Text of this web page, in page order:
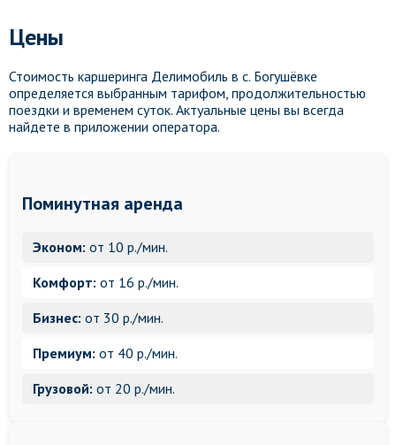
Цены
Стоимость каршеринга Делимобиль в с. Богушёвке
определяется выбранным тарифом, продолжительностью
поездки и временем суток. Актуальные цены вы всегда
найдете в приложении оператора.
Поминутная аренда
Эконом: от 10 р./мин.
Комфорт: от 16 р./мин.
Бизнес: от 30 р./мин.
Премиум: от 40 р./мин.
Грузовой: от 20 р./мин.